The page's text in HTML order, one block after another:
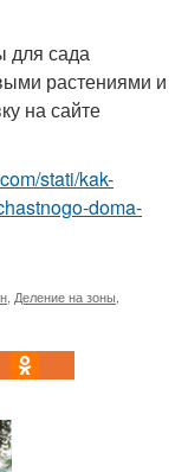
для сада
растениями и
на сайте
stati/kak-
doma-
, Деление на зоны,